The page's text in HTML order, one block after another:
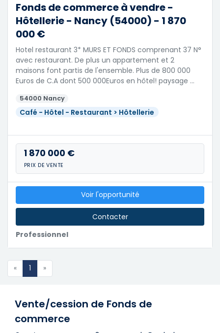
Fonds de commerce à vendre -
Hôtellerie - Nancy (54000) - 1 870
000 €
Hotel restaurant 3* MURS ET FONDS comprenant 37 N°
avec restaurant. De plus un appartement et 2
maisons font partis de l'ensemble. Plus de 800 000
Euros de C.A dont 500 000Euros en hôtel! paysage …
54000 Nancy
Café - Hôtel - Restaurant > Hôtellerie
1 870 000 €
PRIX DE VENTE
Professionnel
Voir l'opportunité
Contacter
« 1 »
Vente/cession de Fonds de
commerce